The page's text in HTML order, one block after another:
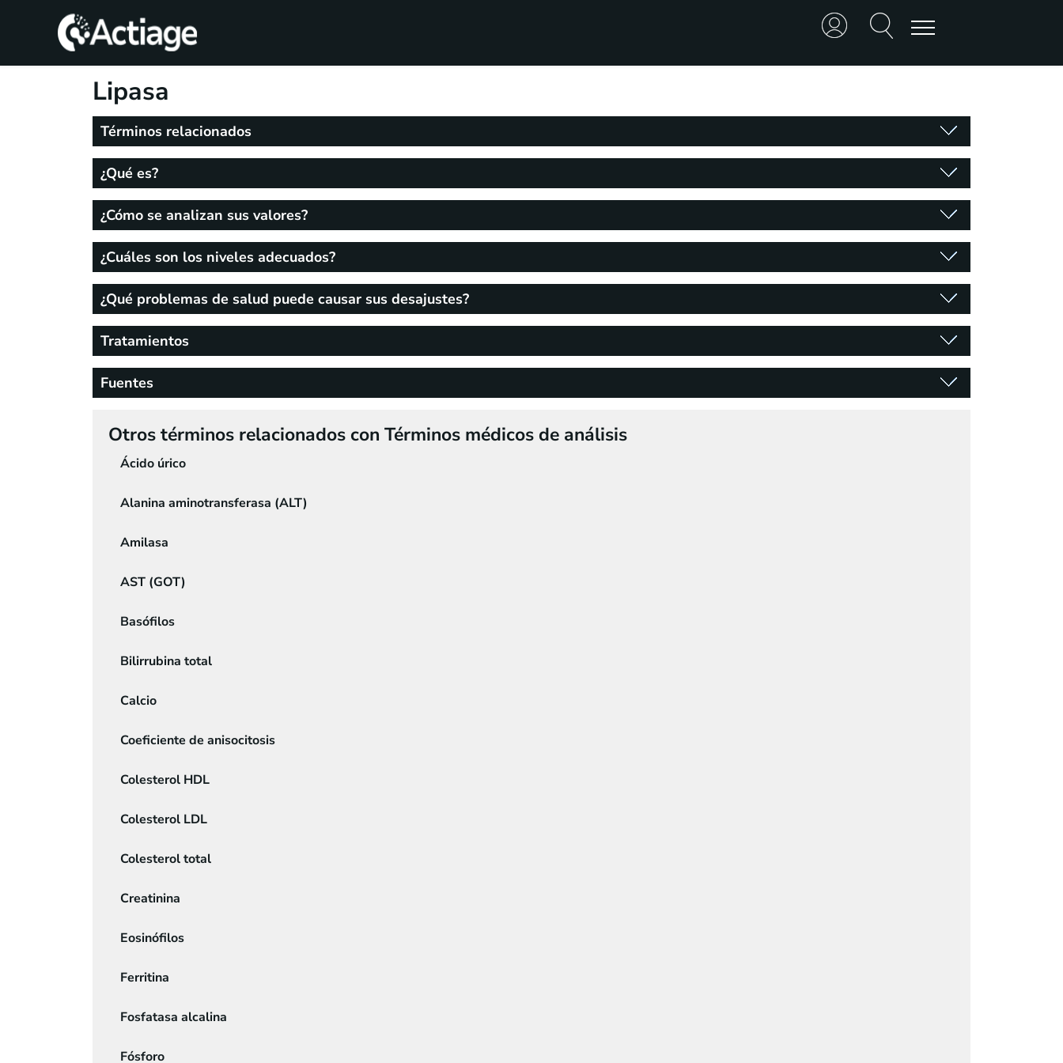
TRATAMIENTOS
Lipasa
Términos relacionados
¿Qué es?
¿Cómo se analizan sus valores?
¿Cuáles son los niveles adecuados?
¿Qué problemas de salud puede causar sus desajustes?
Tratamientos
Fuentes
Otros términos relacionados con Términos médicos de análisis
Ácido úrico
Alanina aminotransferasa (ALT)
Amilasa
AST (GOT)
Basófilos
Bilirrubina total
Calcio
Coeficiente de anisocitosis
Colesterol HDL
Colesterol LDL
Colesterol total
Creatinina
Eosinófilos
Ferritina
Fosfatasa alcalina
Fósforo